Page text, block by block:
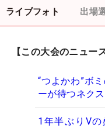
ライブフォト 出場
【この大会のニュース
“つよかわ”ボ
ーが待つネク
1年半ぶりV